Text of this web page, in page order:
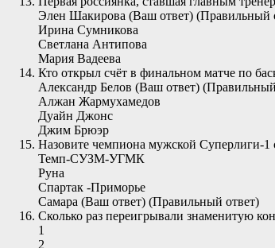
Элен Шакирова (Ваш ответ) (Правильный
Ирина Сумникова
Светлана Антипова
Мария Вадеева
Кто открыл счёт в финальном матче по
Александр Белов (Ваш ответ)
Алжан Жармухамедов
Дуайн Джонс
Джим Брюэр
Назовите чемпиона мужской Суперлиги-1
Темп-СУЗМ-УГМК
Руна
Спартак -Приморье
Самара (Ваш ответ) (Правильный ответ)
Сколько раз переигрывали знаменитую
1
2